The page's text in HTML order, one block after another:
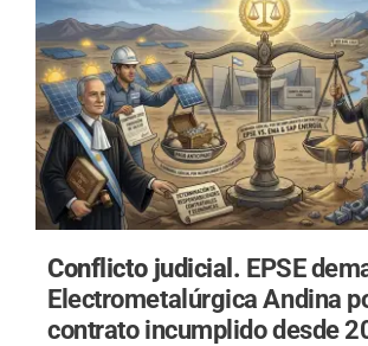
Conflicto judicial. EPSE
Electrometalúrgica Andina
contrato incumplido desde